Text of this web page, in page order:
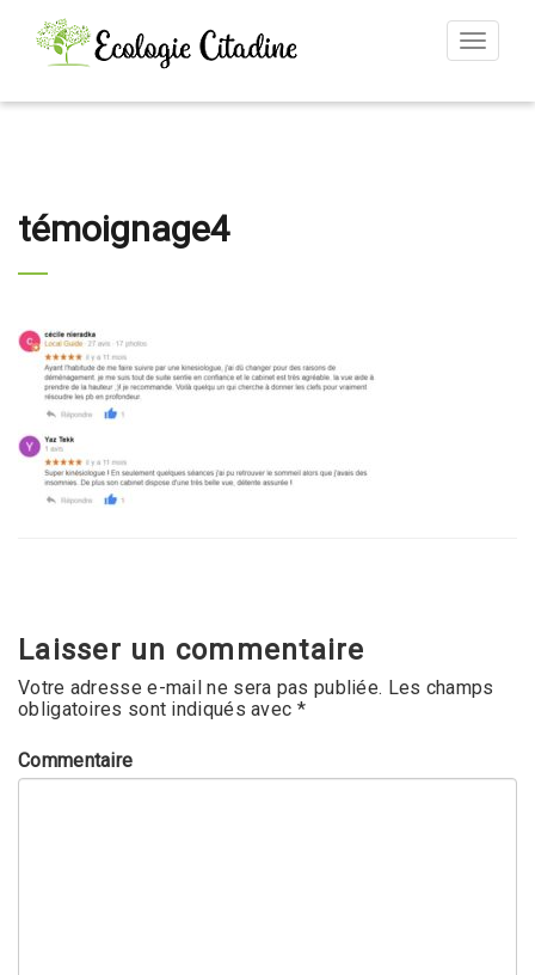
Toggle
témoignage4
Laisser un commentaire
Votre adresse e-mail ne sera pas publiée. Les champs
obligatoires sont indiqués avec *
Commentaire